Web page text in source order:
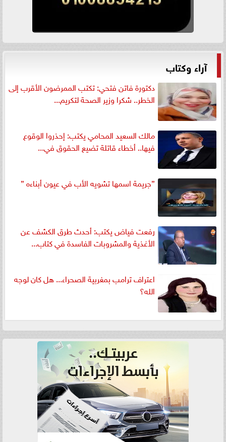
آراء وكتاب
دكتورة فاتن فتحي: تكتب الممرضون الأقرب إلى
الخطر.. شكرا وزير الصحة لتكريم...
مالك السعيد المحامي يكتب: إحذروا الوقوع
فيها.. أخطاء قاتلة تضيع الحقوق في...
”جريمة اسمها تشويه الأب في عيون أبناءه ”
رفعت فياض يكتب: أحدث طرق الكشف عن
الأغذية والمشروبات الفاسدة في كتاب...
اعتراف ترامب بمغربية الصحراء... هل كان لوجه
الله؟